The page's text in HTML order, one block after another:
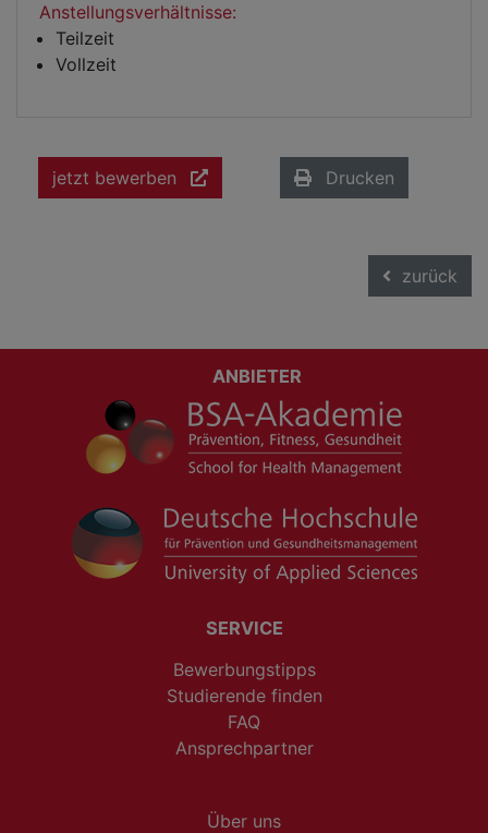
Anstellungsverhältnisse:
Teilzeit
Vollzeit
jetzt bewerben Drucken
zurück
ANBIETER
SERVICE
Bewerbungstipps
Studierende finden
FAQ
Ansprechpartner
Über uns